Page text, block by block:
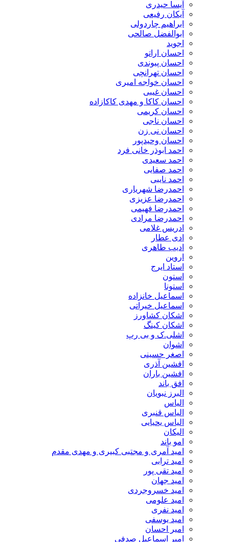
آیسا حیدری
آیکان رفیعی
ابراهیم چاردولی
ابوالفضل صالحی
اجوید
احسان اراتو
احسان پیوندی
احسان تهرانچی
احسان خواجه امیری
احسان غیبی
احسان کاکا و مهدی کاکازاده
احسان کریمی
احسان ناجی
احسان نی زن
احسان وحیدپور
احمد ابوذر خانی فرد
احمد سعیدی
احمد صفایی
احمد نایبی
احمدرضا شهریاری
احمدرضا عزیزی
احمدرضا فهیمی
احمدرضا مرادی
ادریس غلامی
ادی عطار
ادیب طاهری
اروین
استاد ایرج
استون
استونا
اسماعیل خانزاده
اسماعیل خیراتی
اشکان کشاورز
اشکان کینگ
اشلی.ک و بی رپ
اشوان
اصغر حسینی
افشین آذری
افشین باران
افق باند
البرز نبویان
الیاس
الیاس قنبرى
الیاس یحیایی
الیکان
امو باند
امید آمری و مجتبی کبیری و مهدى مقدم
امید ترابی
امید تقی پور
امید جهان
امید خسروجردی
امید علومی
امید نفری
امید یوسفی
امیر احسان
امیر اسماعیل صدفی